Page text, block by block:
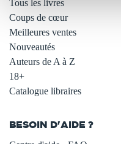
Tous les livres
Coups de cœur
Meilleures ventes
Nouveautés
Auteurs de A à Z
18+
Catalogue libraires
BESOIN D'AIDE ?